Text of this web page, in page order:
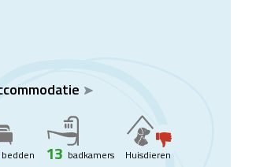
bedden 13 badkamers Huisdieren